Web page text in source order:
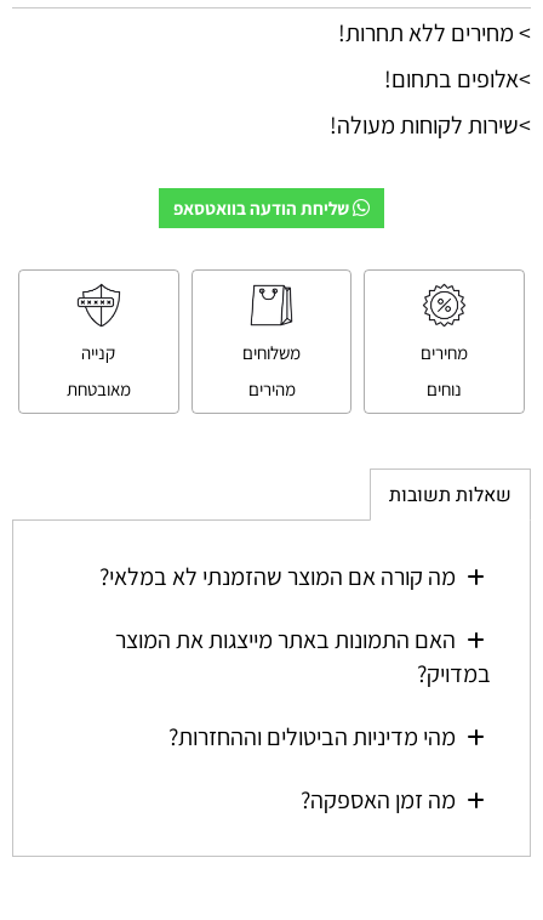
> מחירים ללא תחרות!
>אלופים בתחום!
>שירות לקוחות מעולה!
שליחת הודעה בוואטסאפ
מחירים
נוחים
משלוחים
מהירים
קנייה
מאובטחת
שאלות תשובות
מה קורה אם המוצר שהזמנתי לא במלאי?
האם התמונות באתר מייצגות את המוצר
במדויק?
מהי מדיניות הביטולים וההחזרות?
מה זמן האספקה?